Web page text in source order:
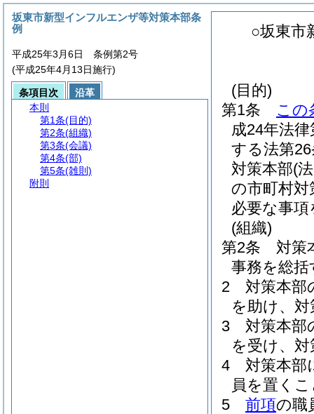
○坂東市
(目的)
第1条
この
成24年法
する法第
対策本部(
の市町村
必要な事
(組織)
第2条
対策
事務を総括
2
対策本部
を助け、
3
対策本部
を受け、
4
対策本部
員を置く
5
前項の職
坂東市新型インフルエンザ等対策本部条
例
平成25年3月6日 条例第2号
(平成25年4月13日施行)
条項目次
沿革
本則
第1条(目的)
第2条(組織)
第3条(会議)
第4条(部)
第5条(雑則)
附則